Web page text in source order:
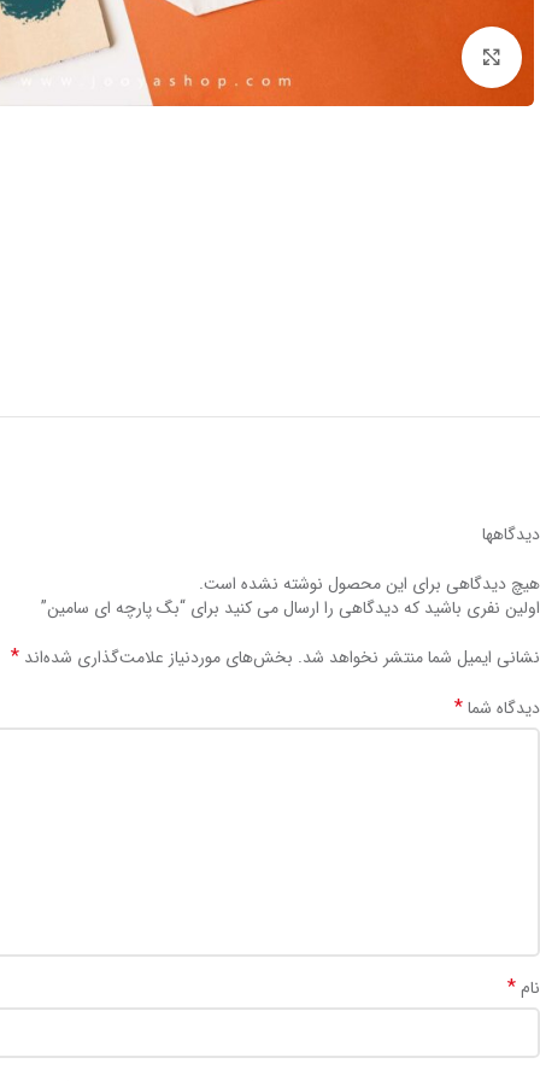
دیدگاهها
هیچ دیدگاهی برای این محصول نوشته نشده است.
اولین نفری باشید که دیدگاهی را ارسال می کنید برای “بگ پارچه ای سامین”
نشانی ایمیل شما منتشر نخواهد شد. بخش‌های موردنیاز علامت‌گذاری شده‌اند *
دیدگاه شما*
نام*